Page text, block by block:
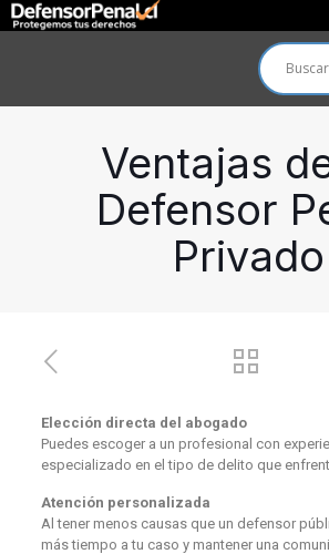
Ventajas
Defensor
Privado
Elección directa del abogado
Puedes escoger a un profesional con
especializado en el tipo de delito que
Atención personalizada
Al tener menos causas que un defensor
más tiempo a tu caso y mantener una